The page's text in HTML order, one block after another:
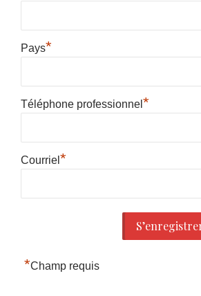
Pays*
Téléphone professionnel *
Courriel *
*Champ requis